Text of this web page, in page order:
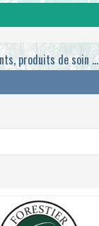
produits de soin ...